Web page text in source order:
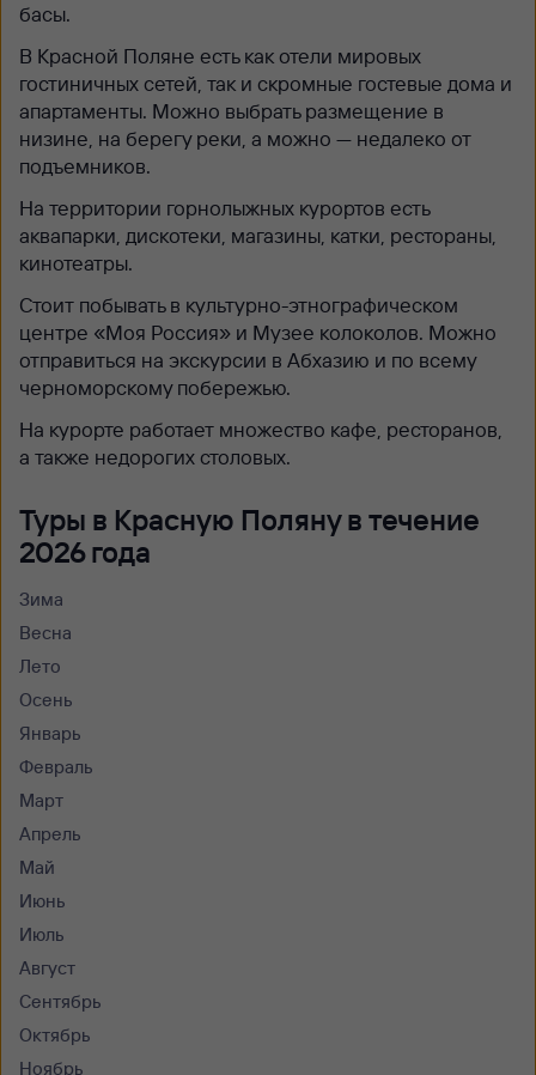
басы.
В Красной Поляне есть как отели мировых
гостиничных сетей, так и скромные гостевые дома и
апартаменты. Можно выбрать размещение в
низине, на берегу реки, а можно — недалеко от
подъемников.
На территории горнолыжных курортов есть
аквапарки, дискотеки, магазины, катки, рестораны,
кинотеатры.
Стоит побывать в культурно-этнографическом
центре «Моя Россия» и Музее колоколов. Можно
отправиться на экскурсии в Абхазию и по всему
черноморскому побережью.
На курорте работает множество кафе, ресторанов,
а также недорогих столовых.
Туры в Красную Поляну в течение
2026 года
Зима
Весна
Лето
Осень
Январь
Февраль
Март
Апрель
Май
Июнь
Июль
Август
Сентябрь
Октябрь
Ноябрь